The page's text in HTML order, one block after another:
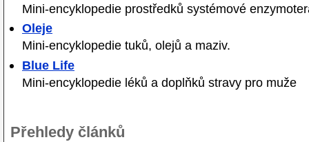
Mini-encyklopedie prostředků systémové
Oleje
Mini-encyklopedie tuků, olejů a maziv.
Blue Life
Mini-encyklopedie léků a doplňků stravy pro muže
Přehledy článků